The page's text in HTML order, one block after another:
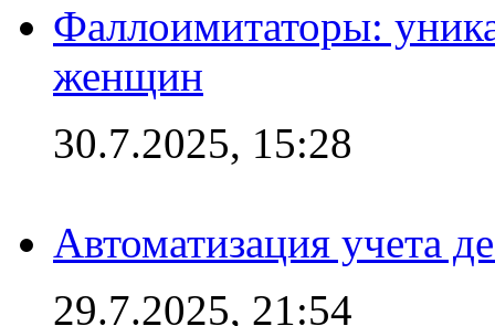
Фаллоимитаторы:
женщин
30.7.2025, 15:28
Автоматизация учета
29.7.2025, 21:54